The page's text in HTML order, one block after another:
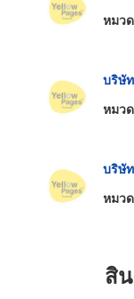
หมว
บริษั
หมว
บริษั
หมว
สิ